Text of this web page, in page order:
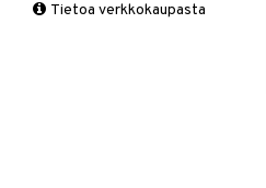
Tietoa verkkokaupasta